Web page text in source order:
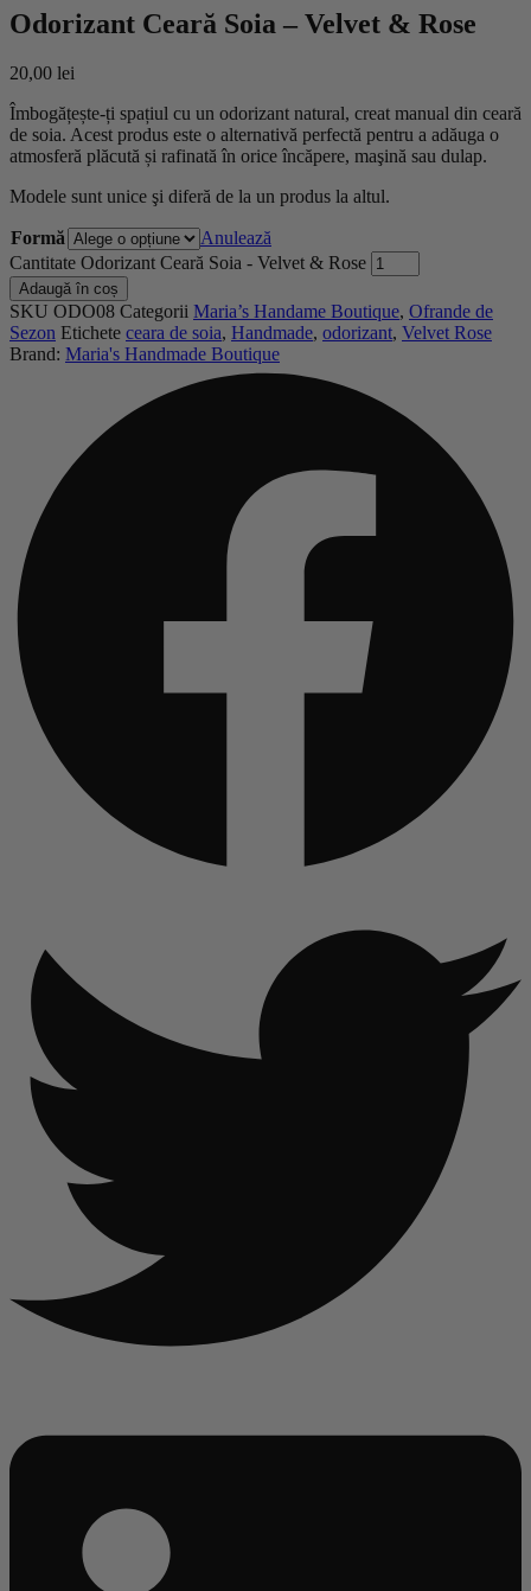
Odorizant Ceară Soia – Velvet & Rose
20,00 lei
Îmbogățește-ți spațiul cu un odorizant natural, creat manual din ceară
de soia. Acest produs este o alternativă perfectă pentru a adăuga o
atmosferă plăcută și rafinată în orice încăpere, maşină sau dulap.
Modele sunt unice şi diferă de la un produs la altul.
Formă
Anulează
Cantitate Odorizant Ceară Soia - Velvet & Rose
Adaugă în coș
SKU ODO08 Categorii Maria’s Handame Boutique, Ofrande de
Sezon Etichete ceara de soia, Handmade, odorizant, Velvet Rose
Brand: Maria's Handmade Boutique